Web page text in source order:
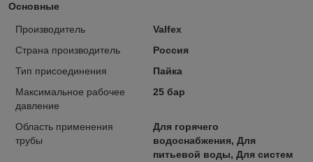
Основные
Производитель
Valfex
Страна производитель
Россия
Тип присоединения
Пайка
Максимальное рабочее
давление
25 бар
Область применения
трубы
Для горячего
водоснабжения, Для
питьевой воды, Для систем